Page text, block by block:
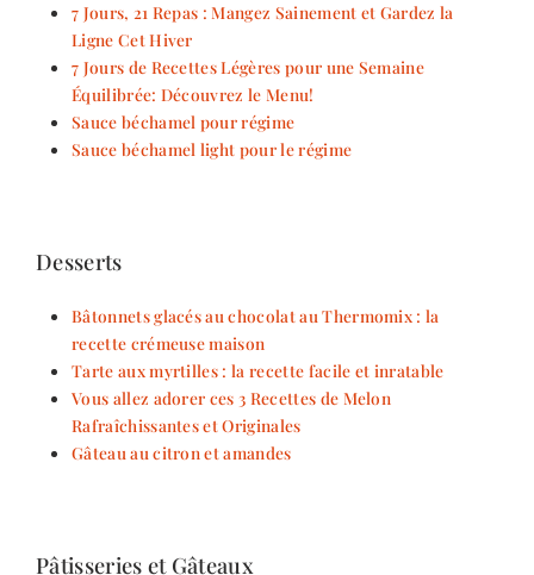
7 Jours, 21 Repas : Mangez Sainement et Gardez la
Ligne Cet Hiver
7 Jours de Recettes Légères pour une Semaine
Équilibrée: Découvrez le Menu!
Sauce béchamel pour régime
Sauce béchamel light pour le régime
Desserts
Bâtonnets glacés au chocolat au Thermomix : la
recette crémeuse maison
Tarte aux myrtilles : la recette facile et inratable
Vous allez adorer ces 3 Recettes de Melon
Rafraîchissantes et Originales
Gâteau au citron et amandes
Pâtisseries et Gâteaux